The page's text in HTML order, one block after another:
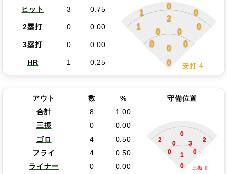
ヒット 3 0.75 1
0
0
1
2
0
0
0
0
0
0
0 安打 4
2塁打 0 0.00
3塁打 0 0.00
HR 1 0.25
アウト 数 %
守備位置
合計
8
1.00
三振
0 0.00
2
0
2
0
3
0
0
1
0 三振 0
ゴロ 4
0.50
フライ
4
0.50
ライナー
0 0.00